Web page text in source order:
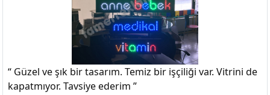
“ Güzel ve şık bir tasarım. Temiz bir işçiliği var. Vitrini de
kapatmıyor. Tavsiye ederim ”